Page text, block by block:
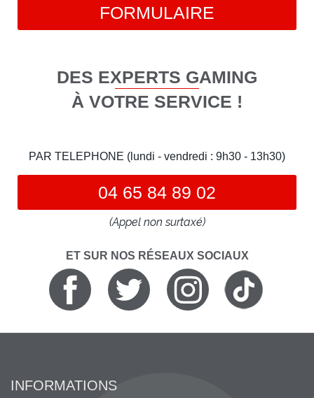
FORMULAIRE
DES EXPERTS GAMING
À VOTRE SERVICE !
PAR TELEPHONE (lundi - vendredi : 9h30 - 13h30)
04 65 84 89 02
(Appel non surtaxé)
ET SUR NOS RÉSEAUX SOCIAUX
INFORMATIONS